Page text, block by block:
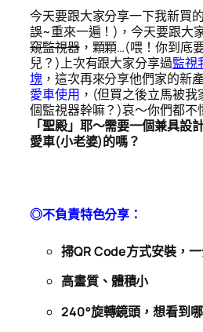
今天要跟大家分享一下我新買
誤~重來一遍！)，今天要跟大
窺監視器，顆顆…(喂！你到底
兒？)上次有跟大家分享過監視
塊，這次再來分享他們家的新
愛車使用 ，(但買之後立馬被
個監視器幹嘛？)哀～你們都不
「聖殿」耶～需要一個兼具設
愛車(小老婆)的嗎？
◎不負責特色分享：
掃QR Code方式安裝，
高畫質、體積小
240°旋轉鏡頭，想看到